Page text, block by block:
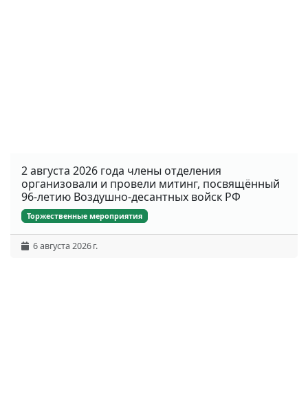
2 августа 2026 года члены отделения
организовали и провели митинг, посвящённый
96-летию Воздушно-десантных войск РФ
Торжественные мероприятия
6 августа 2026 г.